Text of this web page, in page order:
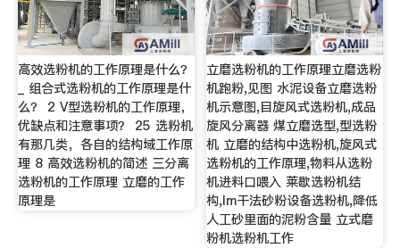
高效选粉机的工作原理是什么？
_ 组合式选粉机的工作原理是什
么？ 2 V型选粉机的工作原理，
优缺点和注意事项？ 25 选粉机
有那几类，各自的结构域工作原
理 8 高效选粉机的简述 三分离
选粉机的工作原理 立磨的工作
原理是
立磨选粉机的工作原理立磨选粉
机跑粉,见图 水泥设备立磨选粉
机示意图,目旋风式选粉机,成品
旋风分离器 煤立磨选型,型选粉
机 立磨的结构中选粉机,旋风式
选粉机的工作原理,物料从选粉
机进料口喂入 莱歇选粉机结
构,lm干法砂粉设备选粉机,降低
人工砂里面的泥粉含量 立式磨
粉机选粉机工作